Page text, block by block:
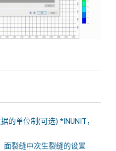
的单位制(可选) *INUNIT，
面裂缝中次生裂缝的设置